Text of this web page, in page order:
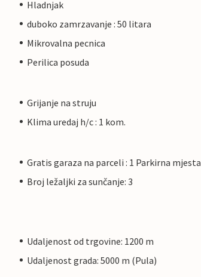
Hladnjak
duboko zamrzavanje : 50 litara
Mikrovalna pecnica
Perilica posuda
Grijanje na struju
Klima uredaj h/c : 1 kom.
Gratis garaza na parceli : 1 Parkirna mjesta
Broj ležaljki za sunčanje: 3
Udaljenost od trgovine: 1200 m
Udaljenost grada: 5000 m (Pula)